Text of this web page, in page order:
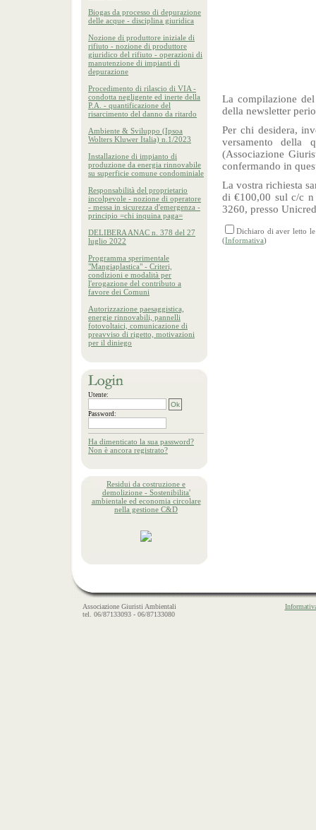
Biogas da processo di depurazione
delle acque - disciplina giuridica
Nozione di produttore iniziale di
rifiuto - nozione di produttore
giuridico del rifiuto - operazioni di
manutenzione di impianti di
depurazione
Procedimento di rilascio di VIA -
condotta negligente ed inerte della
P.A. - quantificazione del
risarcimento del danno da ritardo
Ambiente & Sviluppo (Ipsoa
Wolters Kluwer Italia) n.1/2023
Installazione di impianto di
produzione da energia rinnovabile
su superficie comune condominiale
Responsabilità del proprietario
incolpevole - nozione di operatore
- messa in sicurezza d'emergenza -
principio =chi inquina paga=
DELIBERA ANAC n. 378 del 27
luglio 2022
Programma sperimentale
"Mangiaplastica" - Criteri,
condizioni e modalità per
l'erogazione del contributo a
favore dei Comuni
Autorizzazione paesaggistica,
energie rinnovabili, pannelli
fotovoltaici, comunicazione di
preavviso di rigetto, motivazioni
per il diniego
Utente:
Password:
Ha dimenticato la sua password?
Non è ancora registrato?
Residui da costruzione e
demolizione - Sostenibilita'
ambientale ed economia circolare
nella gestione C&D
La compilazione
della newsletter
Per chi desidera,
versamento della
(Associazione
confermando in
La vostra richiesta
di €100,00 sul c/c
3260, presso
Dichiaro di aver letto
(Informativa)
Associazione Giuristi Ambientali
tel. 06/87133093 - 06/87133080